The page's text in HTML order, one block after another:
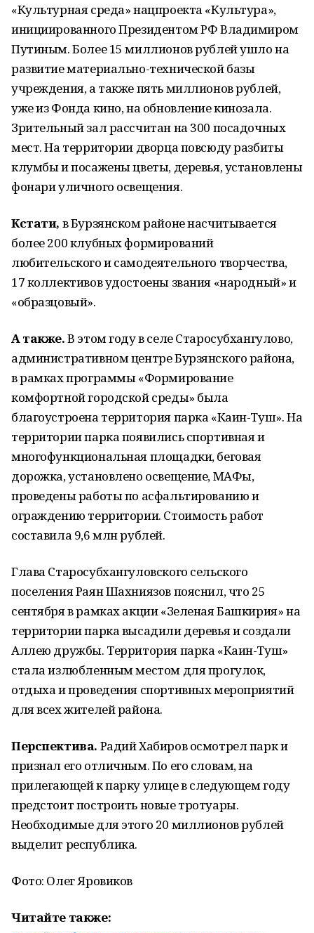
«Культурная среда» нацпроекта «Культура»,
инициированного Президентом РФ Владимиром
Путиным. Более 15 миллионов рублей ушло на
развитие материально-технической базы
учреждения, а также пять миллионов рублей,
уже из Фонда кино, на обновление кинозала.
Зрительный зал рассчитан на 300 посадочных
мест. На территории дворца повсюду разбиты
клумбы и посажены цветы, деревья, установлены
фонари уличного освещения.
Кстати, в Бурзянском районе насчитывается
более 200 клубных формирований
любительского и самодеятельного творчества,
17 коллективов удостоены звания «народный» и
«образцовый».
А также.В этом году в селе Старосубхангулово,
административном центре Бурзянского района,
в рамках программы «Формирование
комфортной городской среды» была
благоустроена территория парка «Каин-Туш». На
территории парка появились спортивная и
многофункциональная площадки, беговая
дорожка, установлено освещение, МАФы,
проведены работы по асфальтированию и
ограждению территории. Стоимость работ
составила 9,6 млн рублей.
Глава Старосубхангуловского сельского
поселения Раян Шахниязов пояснил, что 25
сентября в рамках акции «Зеленая Башкирия» на
территории парка высадили деревья и создали
Аллею дружбы. Территория парка «Каин-Туш»
стала излюбленным местом для прогулок,
отдыха и проведения спортивных мероприятий
для всех жителей района.
Перспектива. Радий Хабиров осмотрел парк и
признал его отличным. По его словам, на
прилегающей к парку улице в следующем году
предстоит построить новые тротуары.
Необходимые для этого 20 миллионов рублей
выделит республика.
Фото: Олег Яровиков
Читайте также: